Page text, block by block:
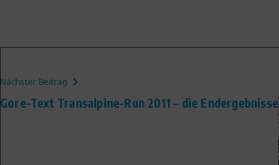
Nächster Beitrag
Gore-Text Transalpine-Run 2011 – die Endergebnisse